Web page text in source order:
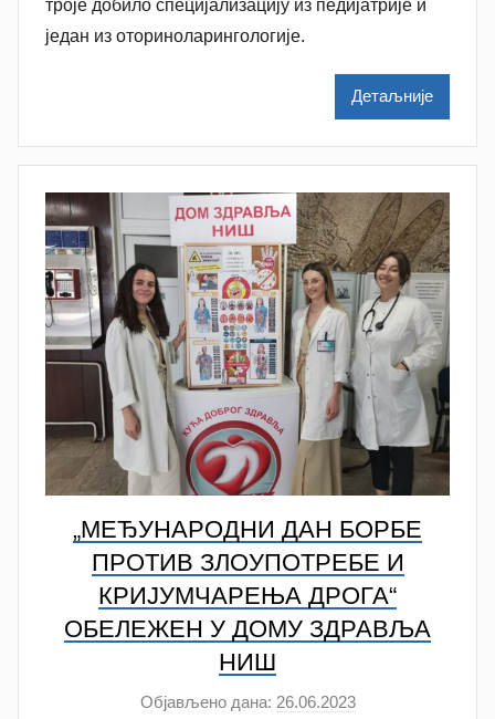
a
a
Š
u
t
a
n
o
v
c
троје добило специјализацију из педијатрије и
један из оториноларингологије.
Детаљније
„МЕЂУНАРОДНИ ДАН БОРБЕ
ПРОТИВ ЗЛОУПОТРЕБЕ И
КРИЈУМЧАРЕЊА ДРОГА“
ОБЕЛЕЖЕН У ДОМУ ЗДРАВЉА
НИШ
Објављено дана: 26.06.2023а